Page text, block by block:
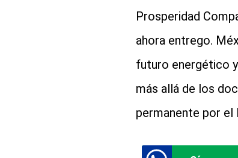
Prosperidad
ahora entrego.
futuro energético
más allá de los
permanente por